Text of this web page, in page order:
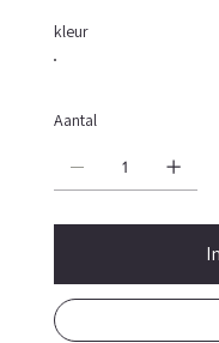
kleur
Aantal